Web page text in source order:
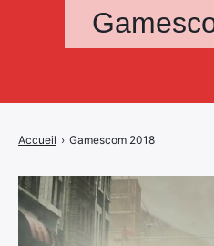
Accueil › Gamescom 2018